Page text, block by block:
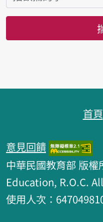
首頁
意見回饋
中華民國教育部 版
Education, R.O.C.
使用人次：